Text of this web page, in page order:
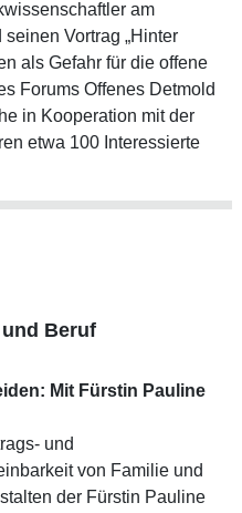
am
Vortrag „Hinter
als Gefahr für die offene
Forums Offenes Detmold
in Kooperation mit der
etwa 100 Interessierte
Beruf
Mit Fürstin Pauline
und
von Familie und
der Fürstin Pauline